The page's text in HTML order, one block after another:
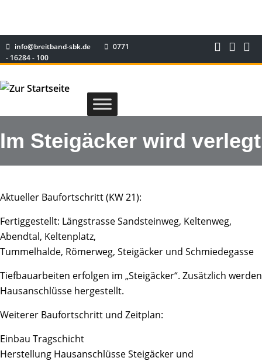
info@breitband-sbk.de
0771
- 16284 - 100
Im Steigäcker wird verlegt
Aktueller Baufortschritt (KW 21):
Fertiggestellt: Längstrasse Sandsteinweg, Keltenweg,
Abendtal, Keltenplatz,
Tummelhalde, Römerweg, Steigäcker und Schmiedegasse
Tiefbauarbeiten erfolgen im „Steigäcker“. Zusätzlich werden
Hausanschlüsse hergestellt.
Weiterer Baufortschritt und Zeitplan:
Einbau Tragschicht
Herstellung Hausanschlüsse Steigäcker und